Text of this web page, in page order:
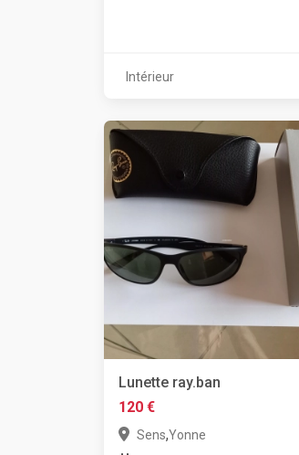
Intérieur
Lunette ray.ban
120 €
Sens,Yonne